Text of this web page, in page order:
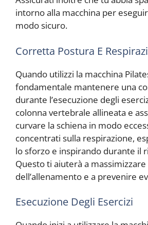
intorno alla macchina per
modo sicuro.
Corretta Postura E
Quando utilizzi la macchina
fondamentale mantenere una
durante l’esecuzione degli
colonna vertebrale allineata e
curvare la schiena in modo
concentrati sulla respirazione,
lo sforzo e inspirando durante il
Questo ti aiuterà a
dell’allenamento e a prevenire
Esecuzione Degli Esercizi